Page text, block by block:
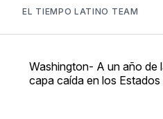
EL TIEMPO LATINO TEAM
Washington- A un año de
capa caída en los Estados